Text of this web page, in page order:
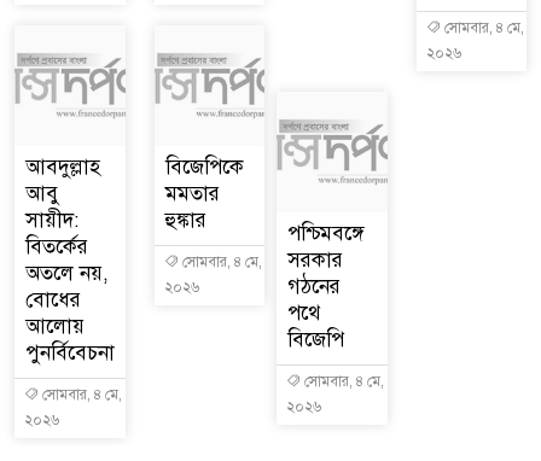
আবদুল্লাহ
আবু
সায়ীদ:
বিতর্কের
অতলে নয়,
বোধের
আলোয়
পুনর্বিবেচনা
সোমবার, ৪ মে,
২০২৬
বিজেপিকে
মমতার
হুঙ্কার
সোমবার, ৪ মে,
২০২৬
সোমবার, ৪ মে,
২০২৬
পশ্চিমবঙ্গে
সরকার
গঠনের
পথে
বিজেপি
সোমবার, ৪ মে,
২০২৬